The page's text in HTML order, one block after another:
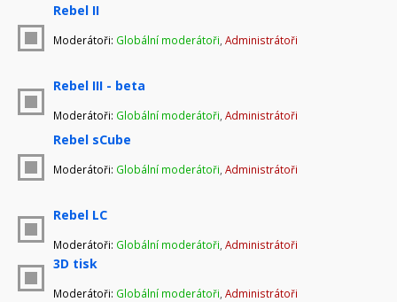
Rebel II
Moderátoři: Globální moderátoři Administrátoři
Rebel III - beta
Moderátoři: Globální moderátoři Administrátoři
Rebel sCube
Moderátoři: Globální moderátoři Administrátoři
Rebel LC
Moderátoři: Globální moderátoři Administrátoři
3D tisk
Moderátoři: Globální moderátoři Administrátoři